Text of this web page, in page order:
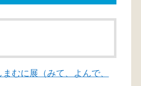
むに展（みて、よんで、